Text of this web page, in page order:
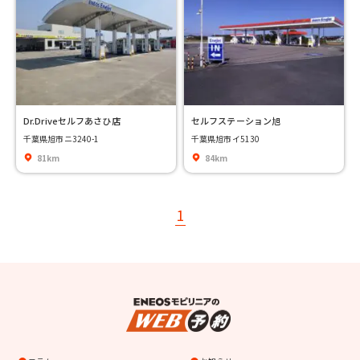
Dr.Driveセルフあさひ店
千葉県旭市ニ3240-1
81km
セルフステーション旭
千葉県旭市イ5130
84km
1